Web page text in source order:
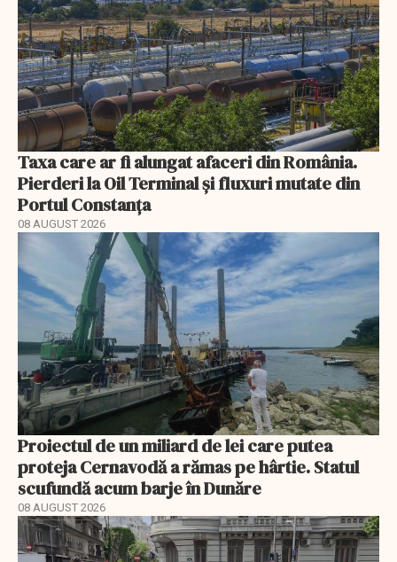
Taxa care ar fi alungat afaceri din România.
Pierderi la Oil Terminal și fluxuri mutate din
Portul Constanța
08 AUGUST 2026
Proiectul de un miliard de lei care putea
proteja Cernavodă a rămas pe hârtie. Statul
scufundă acum barje în Dunăre
08 AUGUST 2026